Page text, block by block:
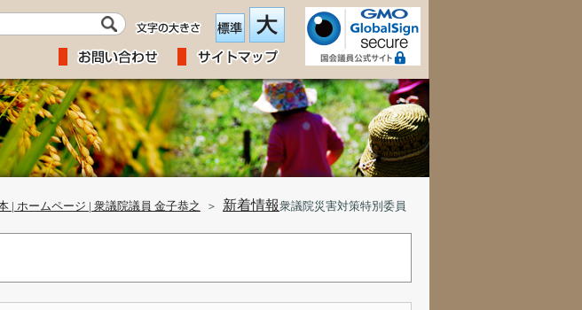
| ホームページ | 衆議院議員 金子恭之 ＞ 新着情報衆議院災害対策特別委員